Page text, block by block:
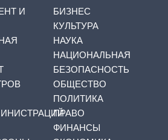
И
БИЗНЕС
КУЛЬТУРА
НАУКА
НАЦИОНАЛЬНАЯ
БЕЗОПАСНОСТЬ
ОБЩЕСТВО
ПОЛИТИКА
ПРАВО
ФИНАНСЫ